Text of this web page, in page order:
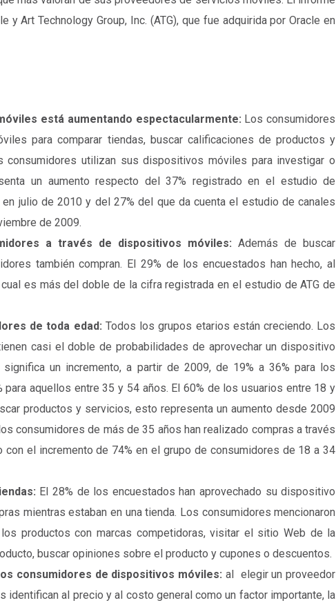
Art Technology Group, Inc. (ATG), que fue adquirida por Oracle en
está aumentando espectacularmente: Los consumidores
para comparar tiendas, buscar calificaciones de productos y
consumidores utilizan sus dispositivos móviles para investigar o
un aumento respecto del 37% registrado en el estudio de
julio de 2010 y del 27% del que da cuenta el estudio de canales
de 2009.
a través de dispositivos móviles: Además de buscar
también compran. El 29% de los encuestados han hecho, al
es más del doble de la cifra registrada en el estudio de ATG de
de toda edad: Todos los grupos etarios están creciendo. Los
casi el doble de probabilidades de aprovechar un dispositivo
un incremento, a partir de 2009, de 19% a 36% para los
aquellos entre 35 y 54 años. El 60% de los usuarios entre 18 y
productos y servicios, esto representa un aumento desde 2009
consumidores de más de 35 años han realizado compras a través
el incremento de 74% en el grupo de consumidores de 18 a 34
El 28% de los encuestados han aprovechado su dispositivo
mientras estaban en una tienda. Los consumidores mencionaron
productos con marcas competidoras, visitar el sitio Web de la
buscar opiniones sobre el producto y cupones o descuentos.
consumidores de dispositivos móviles: al elegir un proveedor
al precio y al costo general como un factor importante, la